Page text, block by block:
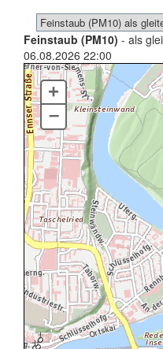
Feinstaub (PM10) - als
06.08.2026 22:00
+
–